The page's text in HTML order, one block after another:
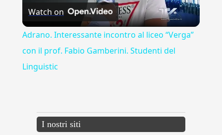
Video
Watch on
Adrano. Interessante incontro al liceo “Verga”
con il prof. Fabio Gamberini. Studenti del
Linguistic
I nostri siti